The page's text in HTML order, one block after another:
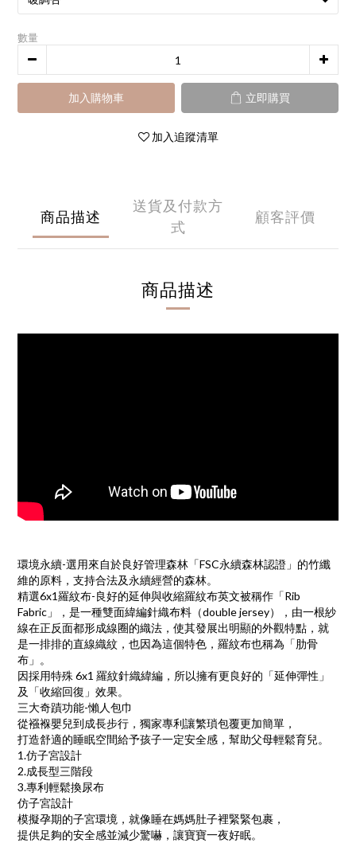
數量
加入購物車 立即購買
加入追蹤清單
商品描述
送貨及付款方
式
顧客評價
商品描述
環境永續-選用來自於良好管理森林「FSC永續森林認證」的竹纖
維的原料，支持合法及永續經營的森林。
精選6x1羅紋布-良好的延伸與收縮羅紋布英文被稱作「Rib
Fabric」，是一種雙面緯編針織布料（double jersey），由一根紗
線在正反面都形成線圈的織法，使其發展出明顯的外觀特點，就
是一排排的直線織紋，也因為這個特色，羅紋布也稱為「肋骨
布」。
因採用特殊 6x1 羅紋針織緯編，所以擁有更良好的「延伸彈性」
及「收縮回復」效果。
三大奇蹟功能-懶人包巾
從襁褓嬰兒到成長步行，獨家專利讓繁瑣包覆更加簡單，
打造舒適的睡眠空間給予孩子一定安全感，幫助父母輕鬆育兒。
1.仿子宮設計
2.成長型三階段
3.專利輕鬆換尿布
仿子宮設計
模擬孕期的子宮環境，就像睡在媽媽肚子裡緊緊包裹，
提供足夠的安全感並減少驚嚇，讓寶寶一夜好眠。